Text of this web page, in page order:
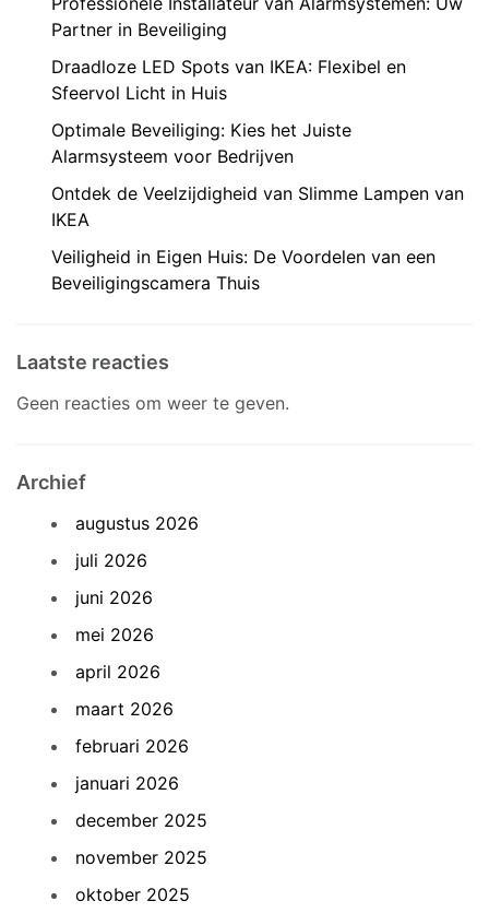
Partner in Beveiliging
Draadloze LED Spots van IKEA: Flexibel en
Sfeervol Licht in Huis
Optimale Beveiliging: Kies het Juiste
Alarmsysteem voor Bedrijven
Ontdek de Veelzijdigheid van Slimme Lampen van
IKEA
Veiligheid in Eigen Huis: De Voordelen van een
Beveiligingscamera Thuis
Laatste reacties
Geen reacties om weer te geven.
Archief
augustus 2026
juli 2026
juni 2026
mei 2026
april 2026
maart 2026
februari 2026
januari 2026
december 2025
november 2025
oktober 2025